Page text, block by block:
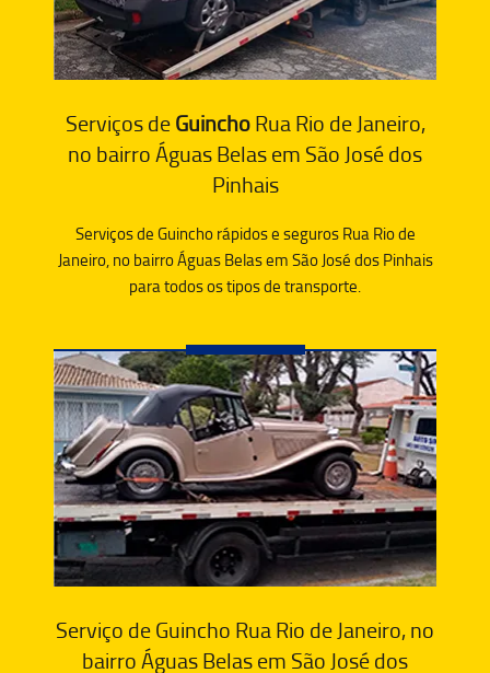
Serviços deGuinchoRua Rio de Janeiro,
no bairro Águas Belas em São José dos
Pinhais
Serviços de Guincho rápidos e seguros Rua Rio de
Janeiro, no bairro Águas Belas em São José dos Pinhais
para todos os tipos de transporte.
Serviço de Guincho Rua Rio de Janeiro, no
bairro Águas Belas em São José dos